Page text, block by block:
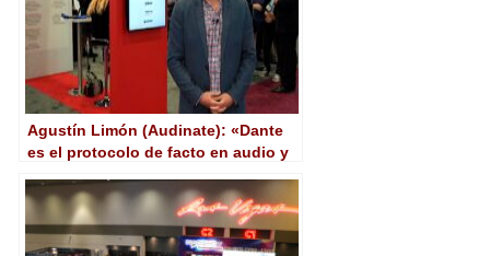
Agustín Limón (Audinate): «Dante
es el protocolo de facto en audio y
en el ecosistema»